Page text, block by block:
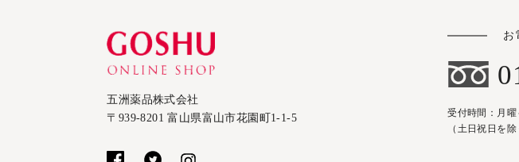
五洲薬品株式会社
〒939-8201 富山県富山市花園町1-1-5
お
受付時間：月曜
（土日祝日を除